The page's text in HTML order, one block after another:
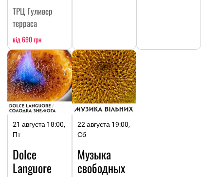
ТРЦ Гуливер
терраса
від 690 грн
21 августа 18:00,
Пт
Dolce
Languore
22 августа 19:00,
Сб
Музыка
свободных